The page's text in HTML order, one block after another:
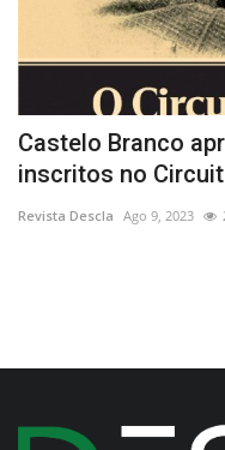
Castelo Branco
inscritos no
Revista Descla Ago 9, 2023